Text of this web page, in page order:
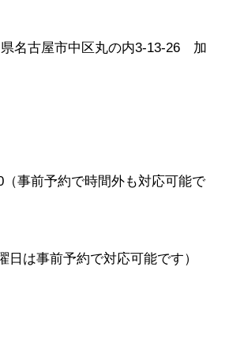
県名古屋市中区丸の内3-13-26 加
（事前予約で時間外も対応可能で
日は事前予約で対応可能です）